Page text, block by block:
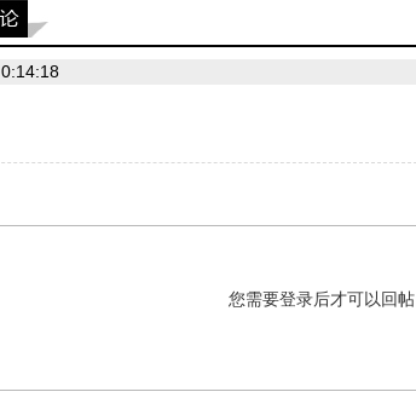
您需要登录后才可以回帖